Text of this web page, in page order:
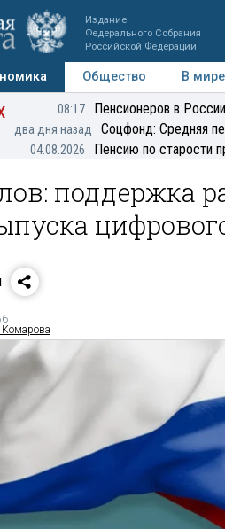
Издание
Федерального Собрания
Российской Федерации
Общество В мире
Мнения Регионы
08:17 Пенсионеров в
два дня назад Соцфонд: Средняя
04.08.2026 Пенсию по старости
поддержка